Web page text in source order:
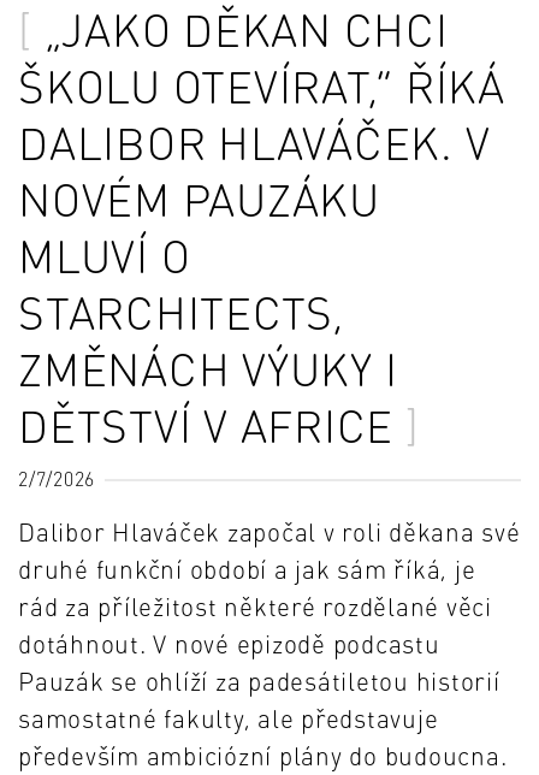
„JAKO DĚKAN CHCI
ŠKOLU OTEVÍRAT,” ŘÍKÁ
DALIBOR HLAVÁČEK. V
NOVÉM PAUZÁKU
MLUVÍ O
STARCHITECTS,
ZMĚNÁCH VÝUKY I
DĚTSTVÍ V AFRICE
2/7/2026
Dalibor Hlaváček započal v roli děkana své
druhé funkční období a jak sám říká, je
rád za příležitost některé rozdělané věci
dotáhnout. V nové epizodě podcastu
Pauzák se ohlíží za padesátiletou historií
samostatné fakulty, ale představuje
především ambiciózní plány do budoucna.